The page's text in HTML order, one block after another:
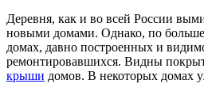
Деревня, как и во всей России
новыми домами. Однако, по
домах, давно построенных и
ремонтировавшихся. Видны
крыши домов. В некоторых домах